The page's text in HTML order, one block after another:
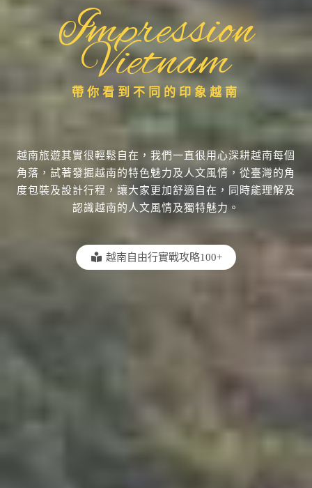
Impression
Vietnam
帶你看到不同的印象越南
越南旅遊其實很輕鬆自在，我們一直很用心深耕越南每個
角落，試著發掘越南的特色魅力及人文風情，從臺灣的角
度包裝及設計行程，讓大家更加舒適自在，同時能理解及
認識越南的人文風情及獨特魅力。
越南自由行實戰攻略100+